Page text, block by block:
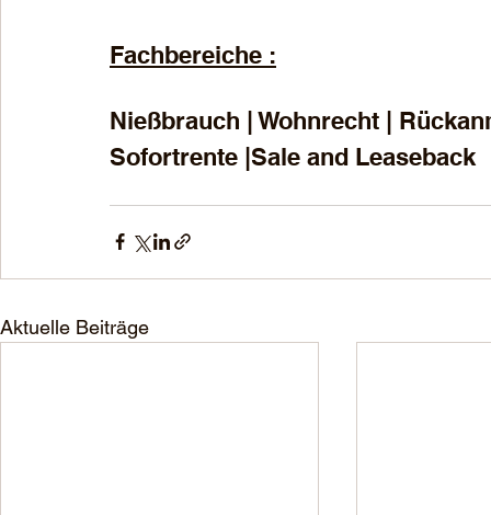
Fachbereiche :
Nießbrauch | Wohnrecht |
Sofortrente |Sale and Leaseback
Aktuelle Beiträge